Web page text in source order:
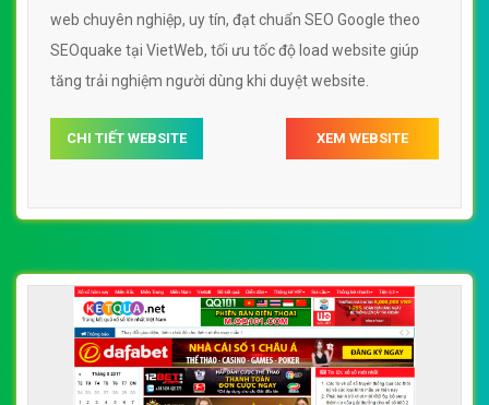
web chuyên nghiệp, uy tín, đạt chuẩn SEO Google theo
SEOquake tại VietWeb, tối ưu tốc độ load website giúp
tăng trải nghiệm người dùng khi duyệt website.
CHI TIẾT WEBSITE XEM WEBSITE